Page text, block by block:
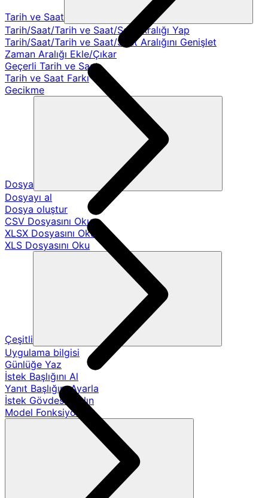
Tarih ve Saat
Tarih/Saat/Tarih ve Saat/Saat Aralığı Yap
Tarih/Saat/Tarih ve Saat/Saat Aralığını Genişlet
Zaman Aralığı Ekle/Çıkar
Geçerli Tarih ve Saat
Tarih ve Saat Farkı
Gecikme
Dosya
Dosyayı al
Dosya oluştur
CSV Dosyasını Oku
XLSX Dosyasını Oku
XLS Dosyasını Oku
Çeşitli
Uygulama bilgisi
Günlüğe Yaz
İstek Başlığını Al
Yanıt Başlığını Ayarla
İstek Gövdesini Alın
Model Fonksiyonları